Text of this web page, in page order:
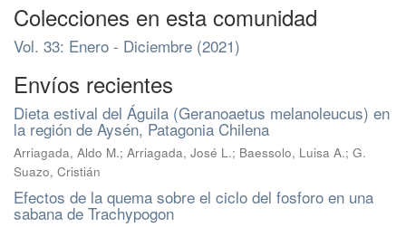
Colecciones en esta comunidad
Vol. 33: Enero - Diciembre (2021)
Envíos recientes
Dieta estival del Águila (Geranoaetus melanoleucus) en
la región de Aysén, Patagonia Chilena
Arriagada, Aldo M.; Arriagada, José L.; Baessolo, Luisa A.; G.
Suazo, Cristián
Efectos de la quema sobre el ciclo del fosforo en una
sabana de Trachypogon